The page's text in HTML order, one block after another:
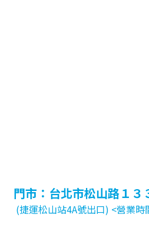
門市：台北市松山路１３
(捷運松山站4A號出口) <營業時